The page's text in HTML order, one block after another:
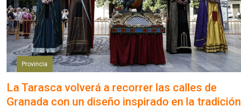
Provincia
La Tarasca volverá a recorrer las calles de
Granada con un diseño inspirado en la tradición